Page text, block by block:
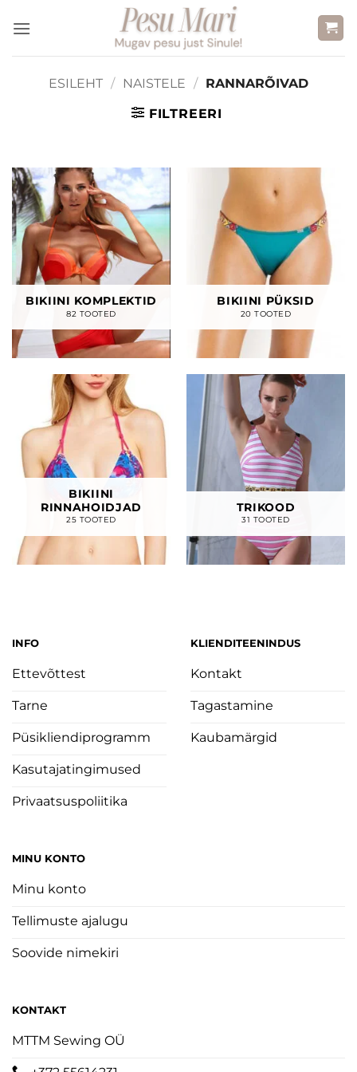
ESILEHT / NAISTELE / RANNARÕIVAD
FILTREERI
BIKIINI KOMPLEKTID
82 TOOTED
BIKIINI PÜKSID
20 TOOTED
BIKIINI
RINNAHOIDJAD
25 TOOTED
TRIKOOD
31 TOOTED
INFO
Ettevõttest
Tarne
Püsikliendiprogramm
Kasutajatingimused
Privaatsuspoliitika
KLIENDITEENINDUS
Kontakt
Tagastamine
Kaubamärgid
MINU KONTO
Minu konto
Tellimuste ajalugu
Soovide nimekiri
KONTAKT
MTTM Sewing OÜ